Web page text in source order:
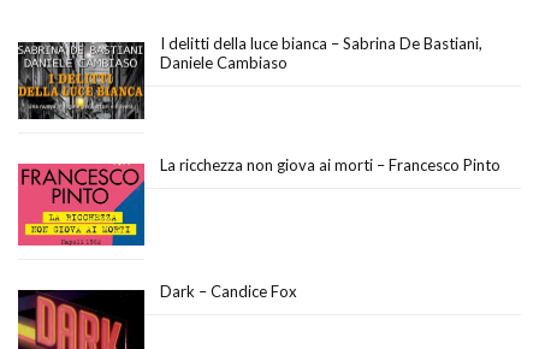
I delitti della luce bianca – Sabrina De Bastiani,
Daniele Cambiaso
La ricchezza non giova ai morti – Francesco Pinto
Dark – Candice Fox